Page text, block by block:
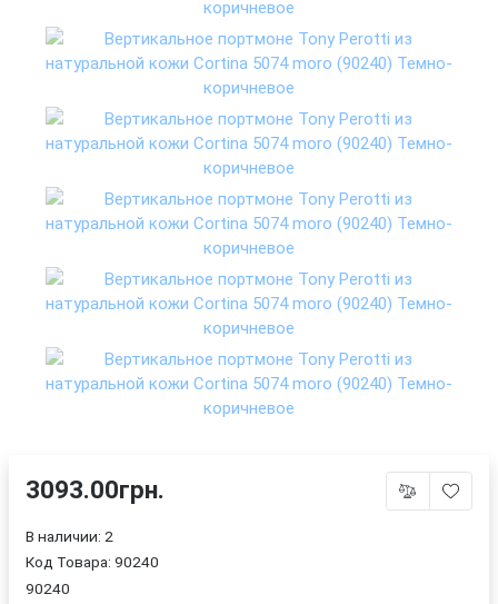
3093.00грн.
В наличии: 2
Код Товара: 90240
90240